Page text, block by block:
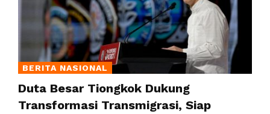
BERITA NASIONAL
Duta Besar Tiongkok Dukung
Transformasi Transmigrasi, Siap